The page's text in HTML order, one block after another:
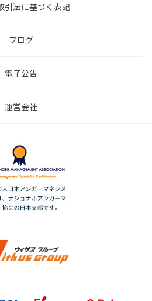
引法に基づく表記
ブログ
電子公告
運営会社